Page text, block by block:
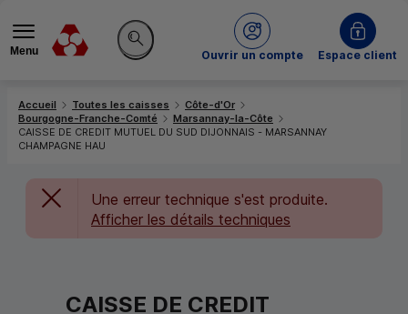
Menu
Rechercher sur le site
Ouvrir un compte
du Crédit MutuelEspace client
Accueil Toutes les caisses
Côte-d'Or
Bourgogne-Franche-Comté
Marsannay-la-Côte
CAISSE DE CREDIT MUTUEL DU SUD DIJONNAIS - MARSANNAY
CHAMPAGNE HAU
Une erreur technique s'est produite.
Afficher les détails techniques
CAISSE DE CREDIT